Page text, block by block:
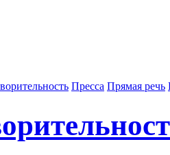
Пресса Прямая речь